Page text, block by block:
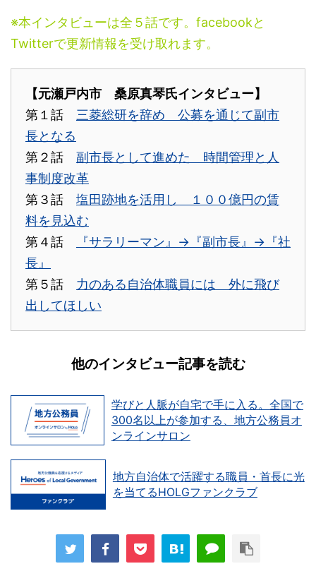
※本インタビューは全５話です。facebookと
Twitterで更新情報を受け取れます。
【元瀬戸内市 桑原真琴氏インタビュー】
第１話 三菱総研を辞め 公募を通じて副市
長となる
第２話 副市長として進めた 時間管理と人
事制度改革
第３話 塩田跡地を活用し １００億円の賃
料を見込む
第４話
『サラリーマン』→『副市長』→『社
長』
第５話 力のある自治体職員には 外に飛び
出してほしい
他のインタビュー記事を読む
学びと人脈が自宅で手に入る。全国で
300名以上が参加する、地方公務員オ
ンラインサロン
地方自治体で活躍する職員・首長に光
を当てるHOLGファンクラブ